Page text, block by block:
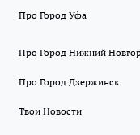
Про Город Уфа
Про Город Нижний
Про Город Дзержинск
Твои Новости